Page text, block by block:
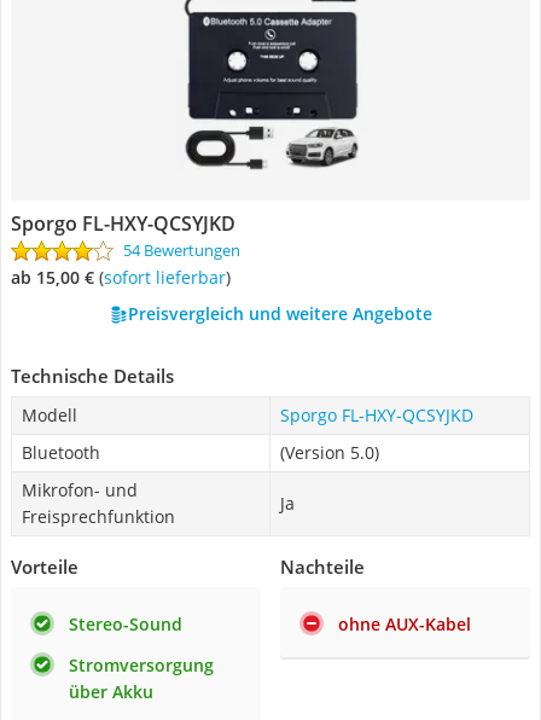
Sporgo FL-HXY-QCSYJKD
54 Bewertungen
ab 15,00 € ( Sofort lieferbar)
Preisvergleich und weitere Angebote
Technische Details
Modell
Sporgo FL-HXY-QCSYJKD
Bluetooth
(Version 5.0)
Mikrofon- und
Freisprechfunktion
Ja
Vorteile
Stereo-Sound
Stromversorgung
über Akku
Nachteile
ohne AUX-Kabel